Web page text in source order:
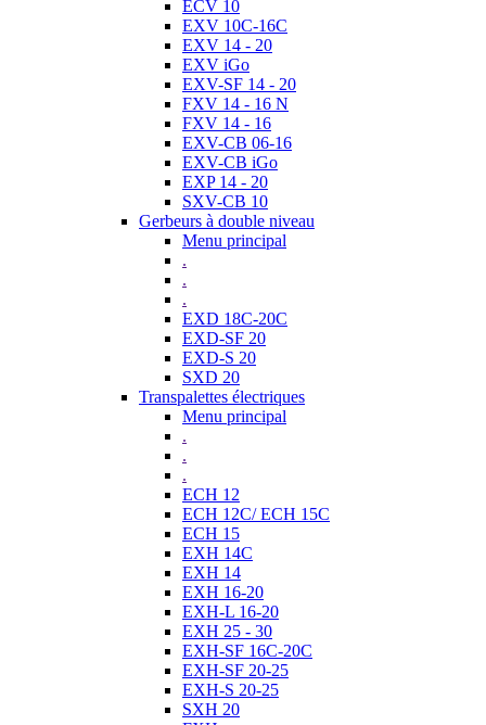
ECV 10
EXV 10C-16C
EXV 14 - 20
EXV iGo
EXV-SF 14 - 20
FXV 14 - 16 N
FXV 14 - 16
EXV-CB 06-16
EXV-CB iGo
EXP 14 - 20
SXV-CB 10
Gerbeurs à double niveau
Menu principal
.
.
.
EXD 18C-20C
EXD-SF 20
EXD-S 20
SXD 20
Transpalettes électriques
Menu principal
.
.
.
ECH 12
ECH 12C/ ECH 15C
ECH 15
EXH 14C
EXH 14
EXH 16-20
EXH-L 16-20
EXH 25 - 30
EXH-SF 16C-20C
EXH-SF 20-25
EXH-S 20-25
SXH 20